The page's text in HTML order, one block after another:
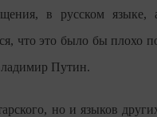
в русском языке,
что это было бы плохо
Путин.
но и языков